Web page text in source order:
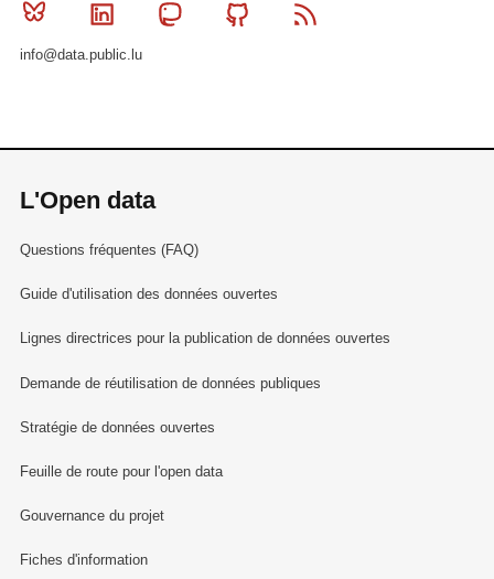
Bluesky Linkedin MastodonGithub
info@data.public.lu
L'Open data
Questions fréquentes (FAQ)
Guide d'utilisation des données ouvertes
Lignes directrices pour la publication de données ouvertes
Demande de réutilisation de données publiques
Stratégie de données ouvertes
Feuille de route pour l'open data
Gouvernance du projet
Fiches d'information